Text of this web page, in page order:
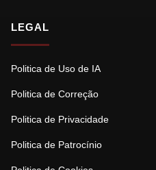
LEGAL
Politica de Uso de IA
Politica de Correção
Politica de Privacidade
Politica de Patrocínio